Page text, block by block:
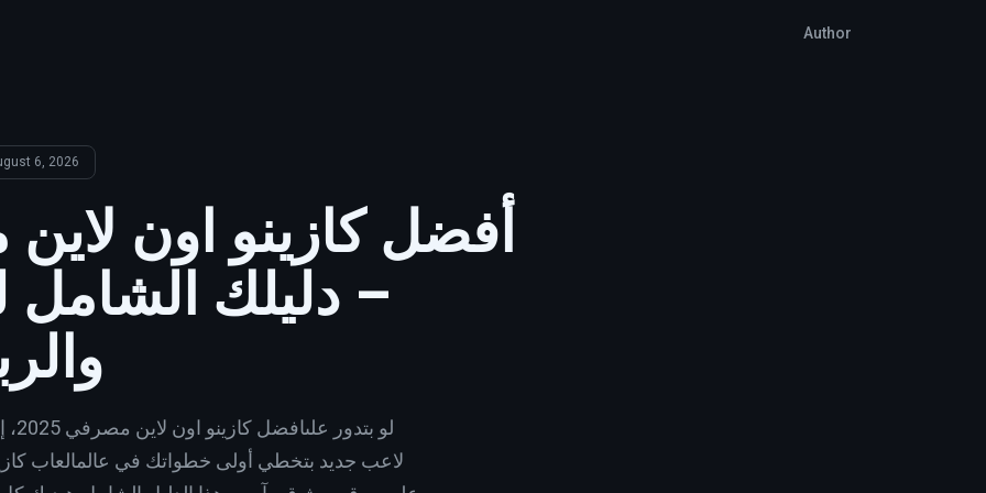
Author
6, 2026
– دليلك الشامل
لو
لاعب جديد بتخطي أولى خطواتك في عالمالعاب